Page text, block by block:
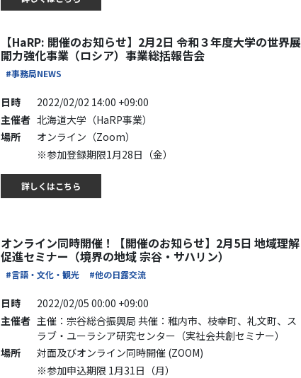
【HaRP: 開催のお知らせ】2月2日 令和３年度大学の世界展
開力強化事業（ロシア）事業総括報告会
#事務局NEWS
日時
2022/02/02 14:00 +09:00
主催者 北海道大学（HaRP事業）
場所
オンライン（Zoom）
※参加登録期限1月28日（金）
詳しくはこちら
オンライン同時開催！【開催のお知らせ】2月5日 地域理解
促進セミナー（境界の地域 宗谷・サハリン）
#言語・文化・観光 #他の日露交流
日時
2022/02/05 00:00 +09:00
主催者 主催：宗谷総合振興局 共催：稚内市、枝幸町、礼文町、ス
ラブ・ユーラシア研究センター（実社会共創セミナー）
場所
対面及びオンライン同時開催 (ZOOM)
※参加申込期限 1月31日（月）